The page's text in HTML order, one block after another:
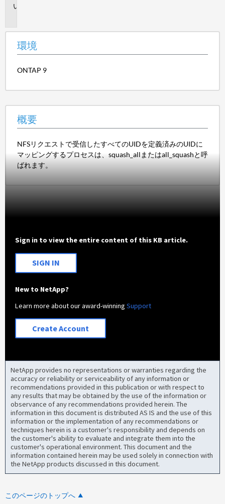
環境
ONTAP 9
概要
NFSリクエストで受信したすべてのUIDを定義済みのUIDに
マッピングするプロセスは、squash_allまたはall_squashと呼
ばれます。
Sign in to view the entire content of this KB article.
SIGN IN
New to NetApp?
Learn more about our award-winningSupport
Create Account
NetApp provides no representations or warranties regarding the
accuracy or reliability or serviceability of any information or
recommendations provided in this publication or with respect to
any results that may be obtained by the use of the information or
observance of any recommendations provided herein. The
information in this document is distributed AS IS and the use of this
information or the implementation of any recommendations or
techniques herein is a customer's responsibility and depends on
the customer's ability to evaluate and integrate them into the
customer's operational environment. This document and the
information contained herein may be used solely in connection with
the NetApp products discussed in this document.
このページのトップへ